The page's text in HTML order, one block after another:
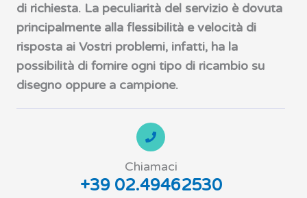
di richiesta. La peculiarità del servizio è dovuta
principalmente alla flessibilità e velocità di
risposta ai Vostri problemi, infatti, ha la
possibilità di fornire ogni tipo di ricambio su
disegno oppure a campione.
Chiamaci
+39 02.49462530